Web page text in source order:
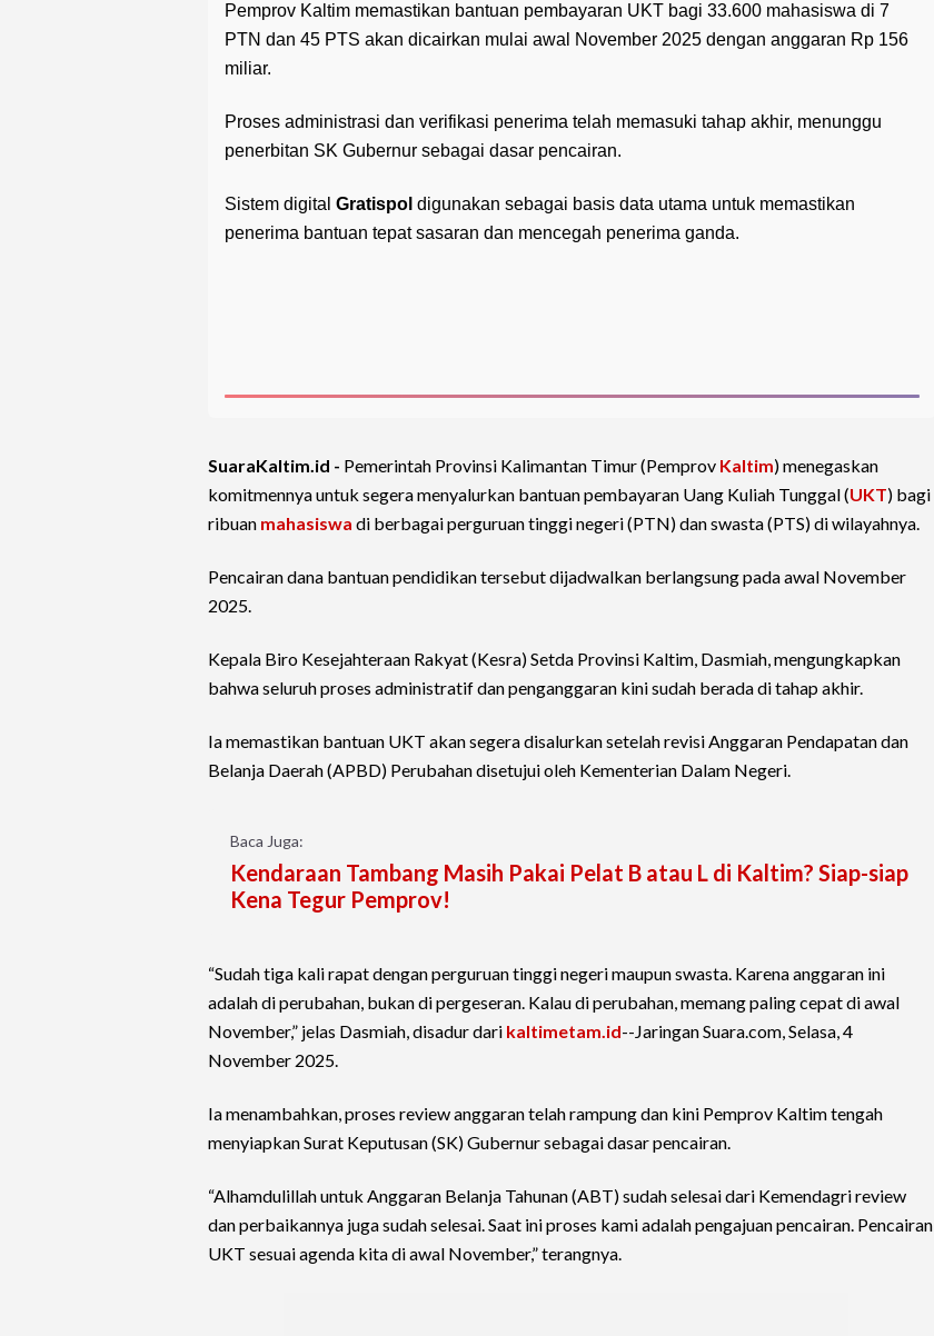
Pemprov Kaltim memastikan bantuan pembayaran UKT bagi 33.600 mahasiswa di 7
PTN dan 45 PTS akan dicairkan mulai awal November 2025 dengan anggaran Rp 156
miliar.
Proses administrasi dan verifikasi penerima telah memasuki tahap akhir, menunggu
penerbitan SK Gubernur sebagai dasar pencairan.
Sistem digital Gratispol digunakan sebagai basis data utama untuk memastikan
penerima bantuan tepat sasaran dan mencegah penerima ganda.
SuaraKaltim.id - Pemerintah Provinsi Kalimantan Timur (Pemprov Kaltim) menegaskan
komitmennya untuk segera menyalurkan bantuan pembayaran Uang Kuliah Tunggal (UKT) bagi
ribuan mahasiswa di berbagai perguruan tinggi negeri (PTN) dan swasta (PTS) di wilayahnya.
Pencairan dana bantuan pendidikan tersebut dijadwalkan berlangsung pada awal November
2025.
Kepala Biro Kesejahteraan Rakyat (Kesra) Setda Provinsi Kaltim, Dasmiah, mengungkapkan
bahwa seluruh proses administratif dan penganggaran kini sudah berada di tahap akhir.
Ia memastikan bantuan UKT akan segera disalurkan setelah revisi Anggaran Pendapatan dan
Belanja Daerah (APBD) Perubahan disetujui oleh Kementerian Dalam Negeri.
Baca Juga:
Kendaraan Tambang Masih Pakai Pelat B atau L di Kaltim? Siap-siap
Kena Tegur Pemprov!
“Sudah tiga kali rapat dengan perguruan tinggi negeri maupun swasta. Karena anggaran ini
adalah di perubahan, bukan di pergeseran. Kalau di perubahan, memang paling cepat di awal
November,” jelas Dasmiah, disadur dari kaltimetam.id--Jaringan Suara.com, Selasa, 4
November 2025.
Ia menambahkan, proses review anggaran telah rampung dan kini Pemprov Kaltim tengah
menyiapkan Surat Keputusan (SK) Gubernur sebagai dasar pencairan.
“Alhamdulillah untuk Anggaran Belanja Tahunan (ABT) sudah selesai dari Kemendagri review
dan perbaikannya juga sudah selesai. Saat ini proses kami adalah pengajuan pencairan. Pencairan
UKT sesuai agenda kita di awal November,” terangnya.